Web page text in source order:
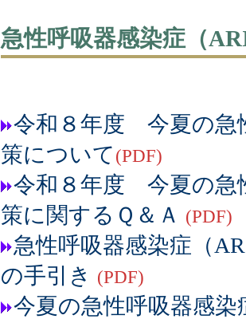
急性呼吸器感染症（
令和８年度 今夏の急
策について (PDF)
令和８年度 今夏の急
策に関するＱ＆Ａ (PDF)
急性呼吸器感染症（
の手引き (PDF)
今夏の急性呼吸器感